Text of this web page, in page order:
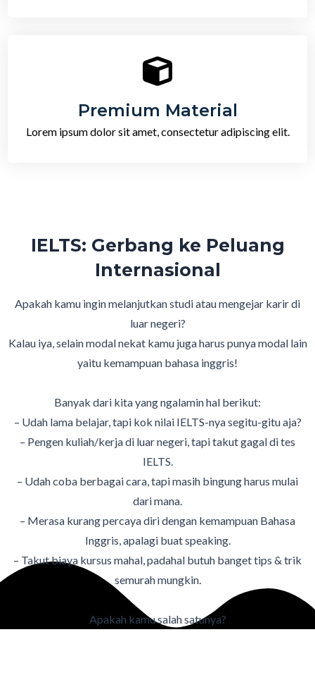
Premium Material
Lorem ipsum dolor sit amet, consectetur adipiscing elit.
IELTS: Gerbang ke Peluang
Internasional
Apakah kamu ingin melanjutkan studi atau mengejar karir di
luar negeri?
Kalau iya, selain modal nekat kamu juga harus punya modal lain
yaitu kemampuan bahasa inggris!
Banyak dari kita yang ngalamin hal berikut:
– Udah lama belajar, tapi kok nilai IELTS-nya segitu-gitu aja?
– Pengen kuliah/kerja di luar negeri, tapi takut gagal di tes
IELTS.
– Udah coba berbagai cara, tapi masih bingung harus mulai
dari mana.
– Merasa kurang percaya diri dengan kemampuan Bahasa
Inggris, apalagi buat speaking.
– Takut biaya kursus mahal, padahal butuh banget tips & trik
semurah mungkin.
Apakah kamu salah satunya?